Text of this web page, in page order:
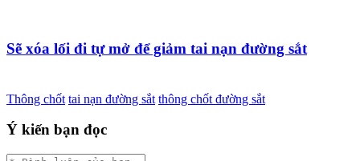
Sẽ xóa lối đi tự mở để giảm tai nạn đường sắt
Thông chốt tai nạn đường sắt thông chốt đường sắt
Ý kiến bạn đọc